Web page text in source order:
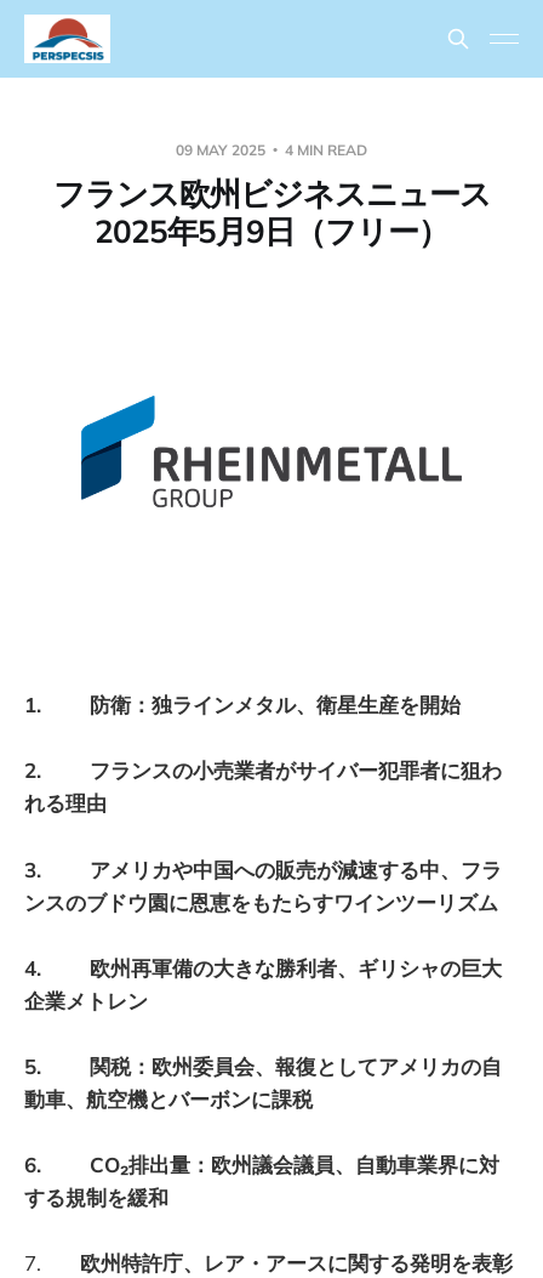
09 MAY 2025 4 MIN READ
フランス欧州ビジネスニュース
2025年5月9日（フリー）
1. 防衛：独ラインメタル、衛星生産を開始
2. フランスの小売業者がサイバー犯罪者に狙わ
れる理由
3. アメリカや中国への販売が減速する中、フラ
ンスのブドウ園に恩恵をもたらすワインツーリズム
4. 欧州再軍備の大きな勝利者、ギリシャの巨大
企業メトレン
5. 関税：欧州委員会、報復としてアメリカの自
動車、航空機とバーボンに課税
6. CO₂排出量：欧州議会議員、自動車業界に対
する規制を緩和
7. 欧州特許庁、レア・アースに関する発明を表彰